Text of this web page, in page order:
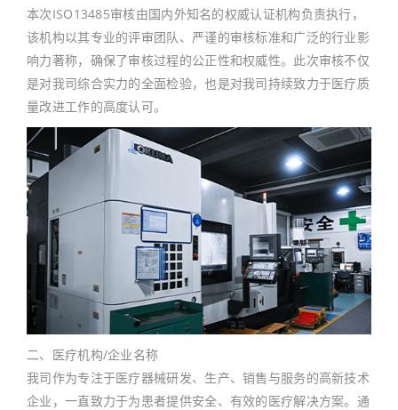
本次ISO13485审核由国内外知名的权威认证机构负责执行，
该机构以其专业的评审团队、严谨的审核标准和广泛的行业影
响力著称，确保了审核过程的公正性和权威性。此次审核不仅
是对我司综合实力的全面检验，也是对我司持续致力于医疗质
量改进工作的高度认可。
二、医疗机构/企业名称
我司作为专注于医疗器械研发、生产、销售与服务的高新技术
企业，一直致力于为患者提供安全、有效的医疗解决方案。通